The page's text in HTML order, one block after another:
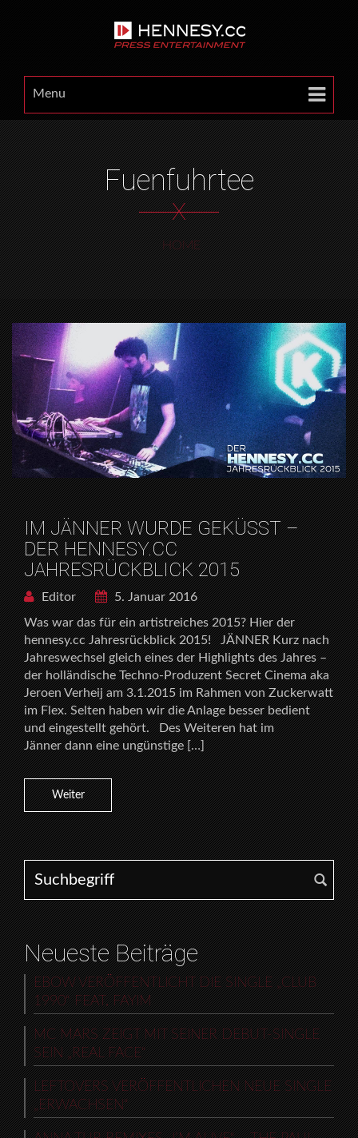
Menu
Fuenfuhrtee
X
HOME
IM JÄNNER WURDE GEKÜSST –
DER HENNESY.CC
JAHRESRÜCKBLICK 2015
Editor
5. Januar 2016
Was war das für ein artistreiches 2015? Hier der
hennesy.cc Jahresrückblick 2015! JÄNNER Kurz nach
Jahreswechsel gleich eines der Highlights des Jahres –
der holländische Techno-Produzent Secret Cinema aka
Jeroen Verheij am 3.1.2015 im Rahmen von Zuckerwatt
im Flex. Selten haben wir die Anlage besser bedient
und eingestellt gehört. Des Weiteren hat im
Jänner dann eine ungünstige […]
Weiter
Search for:
Neueste Beiträge
EBOW VERÖFFENTLICHT DIE SINGLE „CLUB
1990“ FEAT. FAYIM
MC MARS ZEIGT MIT SEINER DEBUT-SINGLE
SEIN „REAL FACE“
LEFTOVERS VERÖFFENTLICHEN NEUE SINGLE
„ERWACHSEN“